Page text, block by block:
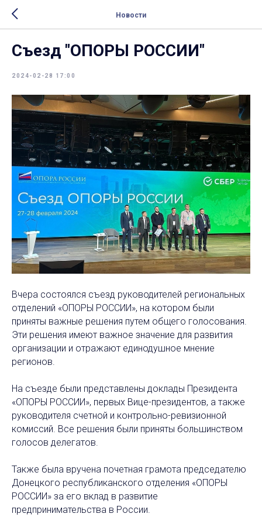
Новости
Съезд "ОПОРЫ РОССИИ"
2024-02-28 17:00
Вчера состоялся съезд руководителей региональных
отделений «ОПОРЫ РОССИИ», на котором были
приняты важные решения путем общего голосования.
Эти решения имеют важное значение для развития
организации и отражают единодушное мнение
регионов.
На съезде были представлены доклады Президента
«ОПОРЫ РОССИИ», первых Вице-президентов, а также
руководителя счетной и контрольно-ревизионной
комиссий. Все решения были приняты большинством
голосов делегатов.
Также была вручена почетная грамота председателю
Донецкого республиканского отделения «ОПОРЫ
РОССИИ» за его вклад в развитие
предпринимательства в России.